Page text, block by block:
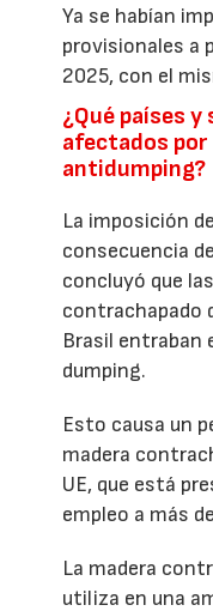
Ya se habían
provisionales a
2025, con el
¿Qué países
afectados por
antidumping?
La imposición
consecuencia
concluyó que
contrachapado
Brasil entraban
dumping.
Esto causa un
madera
UE, que está
empleo a más
La madera
utiliza en una